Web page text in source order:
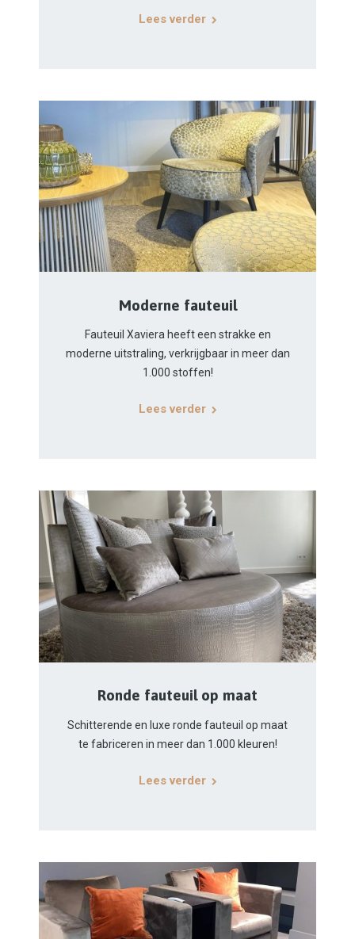
Lees verder
Moderne fauteuil
Fauteuil Xaviera heeft een strakke en
moderne uitstraling, verkrijgbaar in meer dan
1.000 stoffen!
Lees verder
Ronde fauteuil op maat
Schitterende en luxe ronde fauteuil op maat
te fabriceren in meer dan 1.000 kleuren!
Lees verder